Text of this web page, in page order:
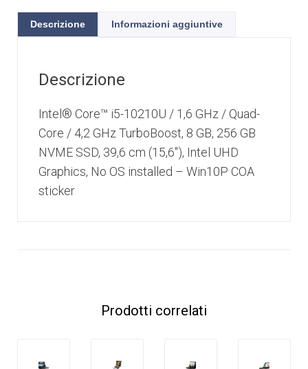
Descrizione Informazioni aggiuntive
Descrizione
Intel® Core™ i5-10210U / 1,6 GHz / Quad-
Core / 4,2 GHz TurboBoost, 8 GB, 256 GB
NVME SSD, 39,6 cm (15,6″), Intel UHD
Graphics, No OS installed – Win10P COA
sticker
Prodotti correlati